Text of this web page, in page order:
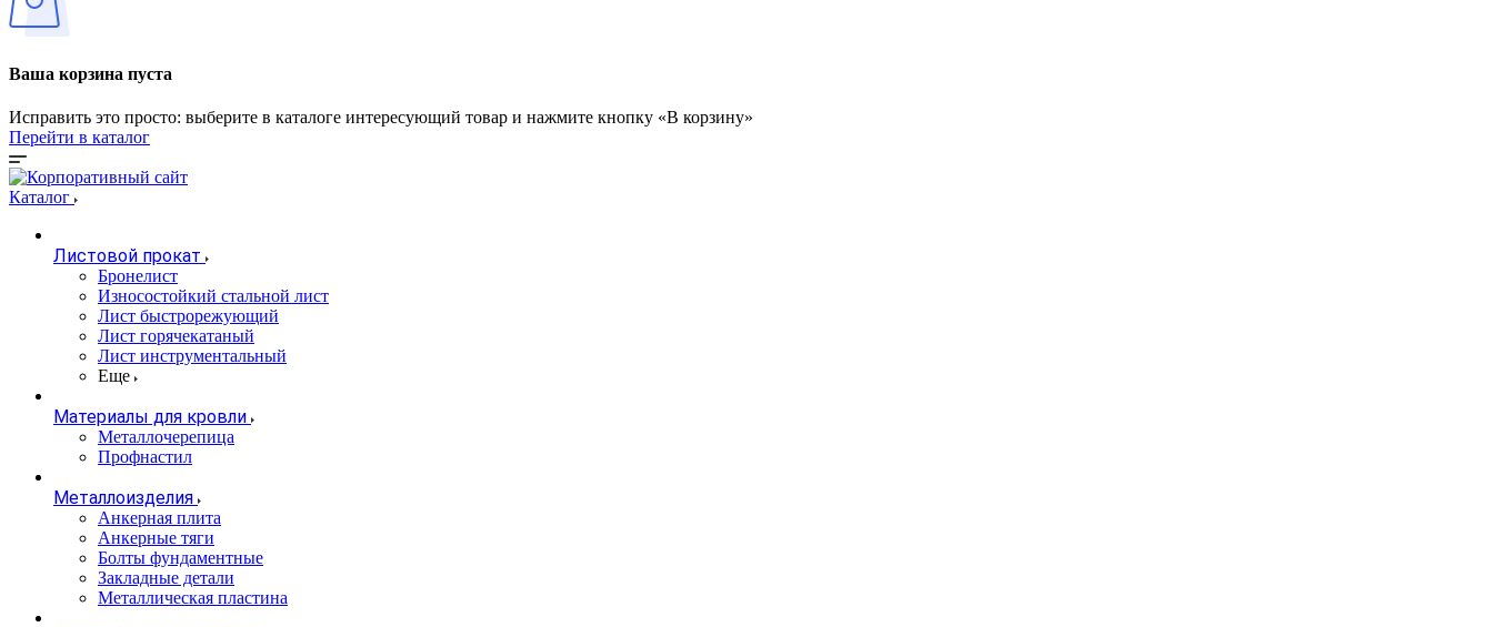
Ваша корзина пуста
Исправить это просто: выберите в каталоге интересующий товар и нажмите кнопку «В корзину»
Перейти в каталог
Каталог
Листовой прокат
Бронелист
Износостойкий стальной лист
Лист быстрорежующий
Лист горячекатаный
Лист инструментальный
Еще
Материалы для кровли
Металлочерепица
Профнастил
Металлоизделия
Анкерная плита
Анкерные тяги
Болты фундаментные
Закладные детали
Металлическая пластина